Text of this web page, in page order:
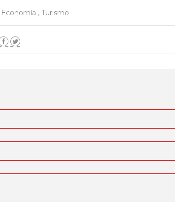
Economía Turismo